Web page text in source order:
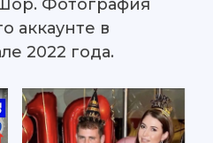
Фотография
аккаунте в
2022 года.